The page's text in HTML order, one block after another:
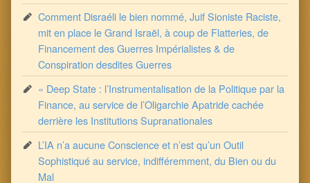
Comment Disraéli le bien nommé, Juif Sioniste Raciste,
mit en place le Grand Israël, à coup de Flatteries, de
Financement des Guerres Impérialistes & de
Conspiration desdites Guerres
« Deep State : l’Instrumentalisation de la Politique par la
Finance, au service de l’Oligarchie Apatride cachée
derrière les Institutions Supranationales
L’IA n’a aucune Conscience et n’est qu’un Outil
Sophistiqué au service, indifféremment, du Bien ou du
Mal